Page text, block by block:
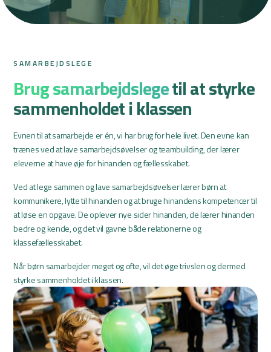
SAMARBEJDSLEGE
Brug samarbejdslegetil at styrke
sammenholdet i klassen
Evnen til at samarbejde er én, vi har brug for hele livet. Den evne kan
trænes ved at lave samarbejdsøvelser og teambuilding, der lærer
eleverne at have øje for hinanden og fællesskabet.
Ved at lege sammen og lave samarbejdsøvelser lærer børn at
kommunikere, lytte til hinanden og at bruge hinandens kompetencer til
at løse en opgave. De oplever nye sider hinanden, de lærer hinanden
bedre og kende, og det vil gavne både relationerne og
klassefællesskabet.
Når børn samarbejder meget og ofte, vil det øge trivslen og dermed
styrke sammenholdet i klassen.